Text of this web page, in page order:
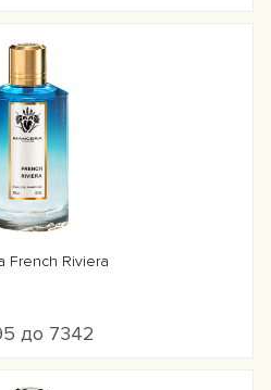
French Riviera
до 7342